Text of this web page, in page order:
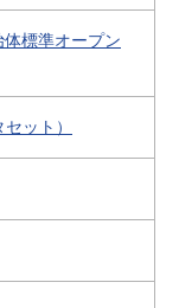
標準オープン
ット）